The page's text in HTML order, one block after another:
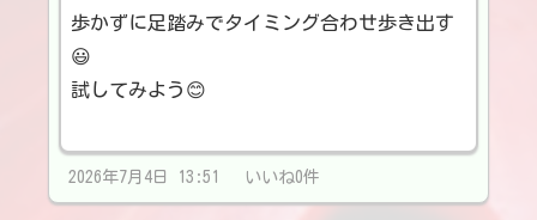
歩かずに足踏みでタイミング合わせ歩き出す
😃
試してみよう😊
2026年7月4日 13:51 いいね0件